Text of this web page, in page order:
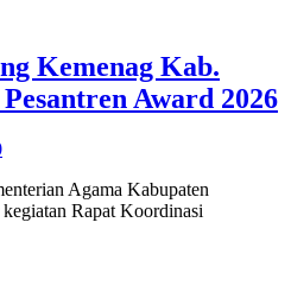
Kemenag Kab.
Award 2026
Agama Kabupaten
Rapat Koordinasi